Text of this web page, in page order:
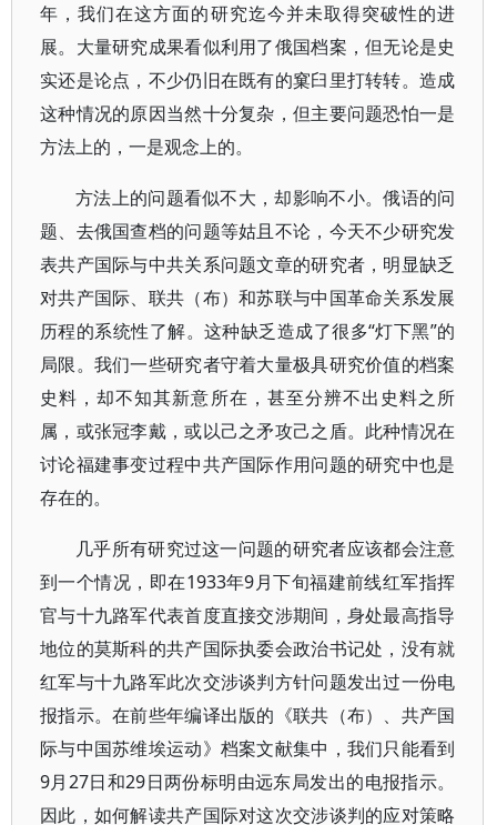
年，我们在这方面的研究迄今并未取得突破性的进
展。大量研究成果看似利用了俄国档案，但无论是史
实还是论点，不少仍旧在既有的窠臼里打转转。造成
这种情况的原因当然十分复杂，但主要问题恐怕一是
方法上的，一是观念上的。
方法上的问题看似不大，却影响不小。俄语的问
题、去俄国查档的问题等姑且不论，今天不少研究发
表共产国际与中共关系问题文章的研究者，明显缺乏
对共产国际、联共（布）和苏联与中国革命关系发展
历程的系统性了解。这种缺乏造成了很多“灯下黑”的
局限。我们一些研究者守着大量极具研究价值的档案
史料，却不知其新意所在，甚至分辨不出史料之所
属，或张冠李戴，或以己之矛攻己之盾。此种情况在
讨论福建事变过程中共产国际作用问题的研究中也是
存在的。
几乎所有研究过这一问题的研究者应该都会注意
到一个情况，即在1933年9月下旬福建前线红军指挥
官与十九路军代表首度直接交涉期间，身处最高指导
地位的莫斯科的共产国际执委会政治书记处，没有就
红军与十九路军此次交涉谈判方针问题发出过一份电
报指示。在前些年编译出版的《联共（布）、共产国
际与中国苏维埃运动》档案文献集中，我们只能看到
9月27日和29日两份标明由远东局发出的电报指示。
因此，如何解读共产国际对这次交涉谈判的应对策略